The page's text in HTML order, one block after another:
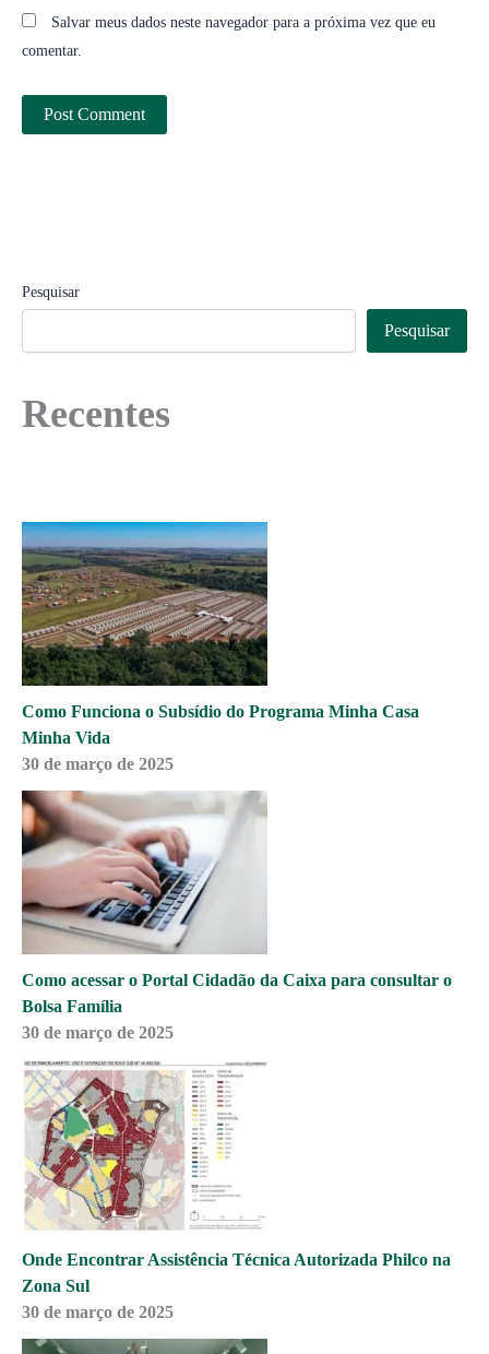
Salvar meus dados neste navegador para a próxima vez que eu
comentar.
Pesquisar
Pesquisar
Recentes
Como Funciona o Subsídio do Programa Minha Casa
Minha Vida
30 de março de 2025
Como acessar o Portal Cidadão da Caixa para consultar o
Bolsa Família
30 de março de 2025
Onde Encontrar Assistência Técnica Autorizada Philco na
Zona Sul
30 de março de 2025